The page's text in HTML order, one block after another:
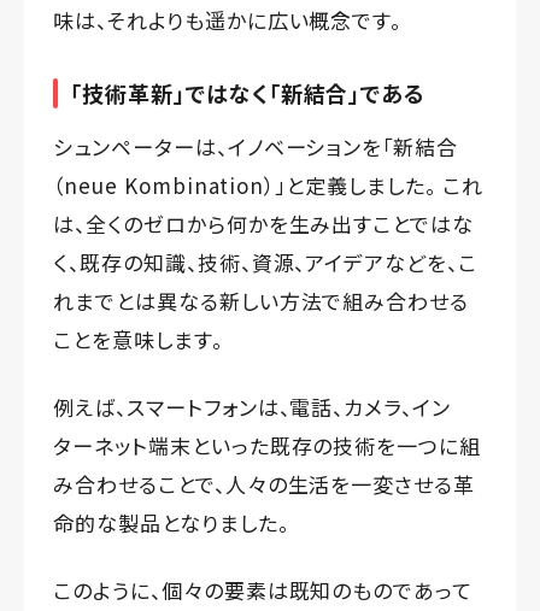
味は、それよりも遥かに広い概念です。
「技術革新」ではなく「新結合」である
シュンペーターは、イノベーションを「新結合
（neue Kombination）」と定義しました。 これ
は、全くのゼロから何かを生み出すことではな
く、既存の知識、技術、資源、アイデアなどを、こ
れまでとは異なる新しい方法で組み合わせる
ことを意味します。
例えば、スマートフォンは、電話、カメラ、イン
ターネット端末といった既存の技術を一つに組
み合わせることで、人々の生活を一変させる革
命的な製品となりました。
このように、個々の要素は既知のものであって